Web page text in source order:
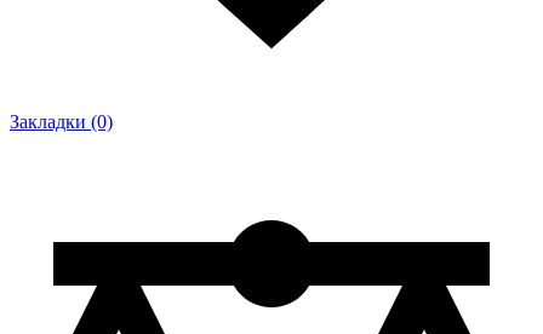
Закладки (0)